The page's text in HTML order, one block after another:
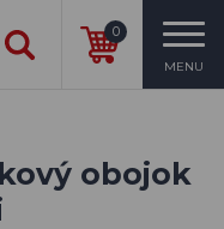
0
MENU
obojok